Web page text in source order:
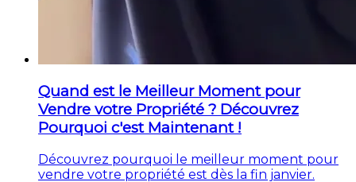
Quand est le Meilleur Moment pour
Vendre votre Propriété ? Découvrez
Pourquoi c'est Maintenant !
Découvrez pourquoi le meilleur moment pour
vendre votre propriété est dès la fin janvier.